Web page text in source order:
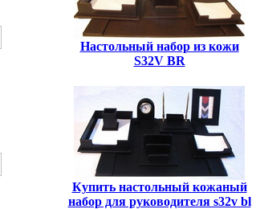
Настольный набор из кожи
S32V BR
Купить настольный кожаный
набор для руководителя s32v bl